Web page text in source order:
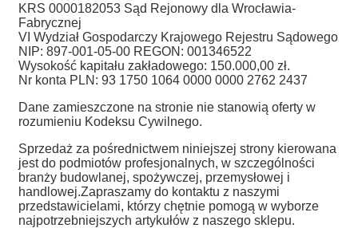
KRS 0000182053 Sąd Rejonowy dla Wrocławia-
Fabrycznej
VI Wydział Gospodarczy Krajowego Rejestru Sądowego
NIP: 897-001-05-00 REGON: 001346522
Wysokość kapitału zakładowego: 150.000,00 zł.
Nr konta PLN: 93 1750 1064 0000 0000 2762 2437
Dane zamieszczone na stronie nie stanowią oferty w
rozumieniu Kodeksu Cywilnego.
Sprzedaż za pośrednictwem niniejszej strony kierowana
jest do podmiotów profesjonalnych, w szczególności
branży budowlanej, spożywczej, przemysłowej i
handlowej.Zapraszamy do kontaktu z naszymi
przedstawicielami, którzy chętnie pomogą w wyborze
najpotrzebniejszych artykułów z naszego sklepu.